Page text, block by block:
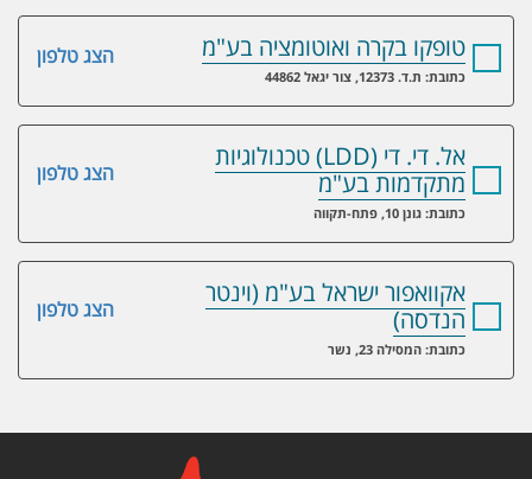
הצג טלפון טופקו בקרה ואוטומציה בע"מ
כתובת: ת.ד. 12373, צור יגאל 44862
הצג טלפון
אל. די. די (LDD) טכנולוגיות
מתקדמות בע"מ
כתובת: גונן 10, פתח-תקווה
הצג טלפון
אקוואפור ישראל בע"מ (וינטר
הנדסה)
כתובת: המסילה 23, נשר